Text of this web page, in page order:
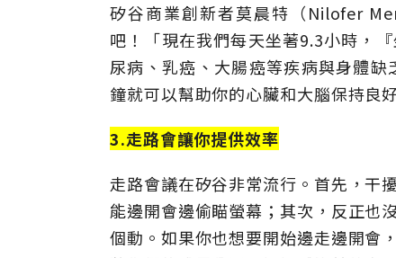
矽谷商業創新者莫晨特（Nilofer
吧！「現在我們每天坐著9.3小時，
尿病、乳癌、大腸癌等疾病與身體
鐘就可以幫助你的心臟和大腦保持良
3.走路會讓你提供效率
走路會議在矽谷非常流行。首先，干
能邊開會邊偷瞄螢幕；其次，反正也
個動。如果你也想要開始邊走邊開會